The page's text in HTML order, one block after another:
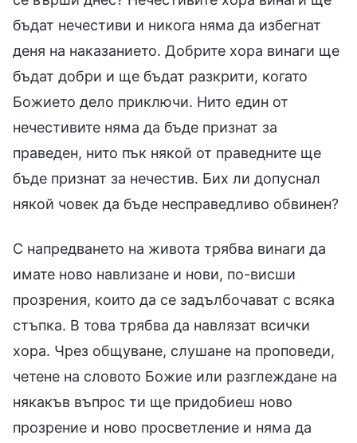
бъдат нечестиви и никога няма да избегнат
деня на наказанието. Добрите хора винаги ще
бъдат добри и ще бъдат разкрити, когато
Божието дело приключи. Нито един от
нечестивите няма да бъде признат за
праведен, нито пък някой от праведните ще
бъде признат за нечестив. Бих ли допуснал
някой човек да бъде несправедливо обвинен?
С напредването на живота трябва винаги да
имате ново навлизане и нови, по-висши
прозрения, които да се задълбочават с всяка
стъпка. В това трябва да навлязат всички
хора. Чрез общуване, слушане на проповеди,
четене на словото Божие или разглеждане на
някакъв въпрос ти ще придобиеш ново
прозрение и ново просветление и няма да